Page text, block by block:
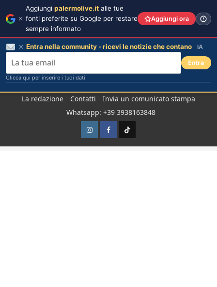
La redazione Contatti
Invia un comunicato stampa
Whatsapp: +39 3938163848
InstagramFacebook
TikTok
Aggiungi palermolive.it alle tue
fonti preferite su Google per restare
sempre informato
Aggiungi ora
Entra nella community - ricevi le notizie che contano IA
Entra
Clicca qui per inserire i tuoi dati